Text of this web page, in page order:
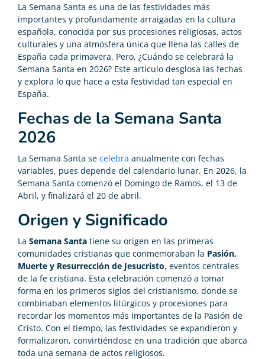
La Semana Santa es una de las festividades más
importantes y profundamente arraigadas en la cultura
española, conocida por sus procesiones religiosas, actos
culturales y una atmósfera única que llena las calles de
España cada primavera. Pero, ¿Cuándo se celebrará la
Semana Santa en 2026? Este artículo desglosa las fechas
y explora lo que hace a esta festividad tan especial en
España.
Fechas de la Semana Santa
2026
La Semana Santa se celebra anualmente con fechas
variables, pues depende del calendario lunar. En 2026, la
Semana Santa comenzó el Domingo de Ramos, el 13 de
Abril, y finalizará el 20 de abril.
Origen y Significado
La Semana Santa tiene su origen en las primeras
comunidades cristianas que conmemoraban la Pasión,
Muerte y Resurrección de Jesucristo, eventos centrales
de la fe cristiana. Esta celebración comenzó a tomar
forma en los primeros siglos del cristianismo, donde se
combinaban elementos litúrgicos y procesiones para
recordar los momentos más importantes de la Pasión de
Cristo. Con el tiempo, las festividades se expandieron y
formalizaron, convirtiéndose en una tradición que abarca
toda una semana de actos religiosos.